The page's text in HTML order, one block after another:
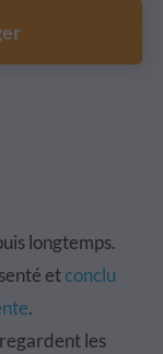
longtemps.
etconclu
.
les